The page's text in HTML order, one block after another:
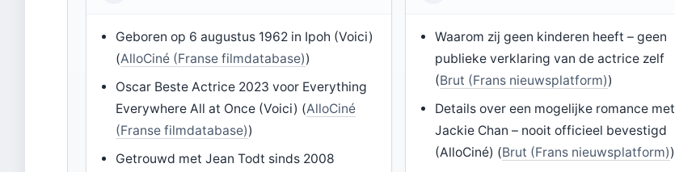
Geboren op 6 augustus 1962 in Ipoh (Voici)
(AlloCiné (Franse filmdatabase))
Oscar Beste Actrice 2023 voor Everything
Everywhere All at Once (Voici) (AlloCiné
(Franse filmdatabase))
Getrouwd met Jean Todt sinds 2008
Waarom zij geen kinderen heeft – geen
publieke verklaring van de actrice zelf
(Brut (Frans nieuwsplatform))
Details over een mogelijke romance met
Jackie Chan – nooit officieel bevestigd
(AlloCiné) (Brut (Frans nieuwsplatform))